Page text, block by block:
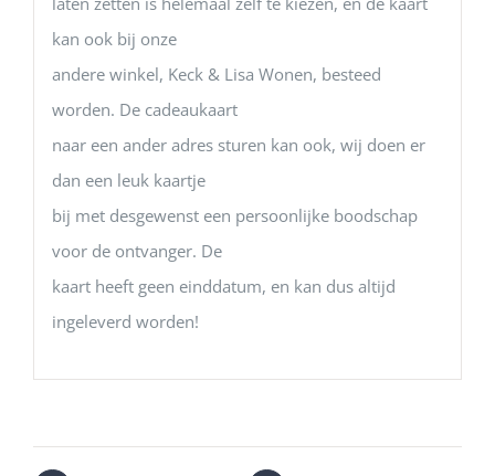
kan ook bij onze
andere winkel, Keck & Lisa Wonen, besteed
worden. De cadeaukaart
naar een ander adres sturen kan ook, wij doen er
dan een leuk kaartje
bij met desgewenst een persoonlijke boodschap
voor de ontvanger. De
kaart heeft geen einddatum, en kan dus altijd
ingeleverd worden!